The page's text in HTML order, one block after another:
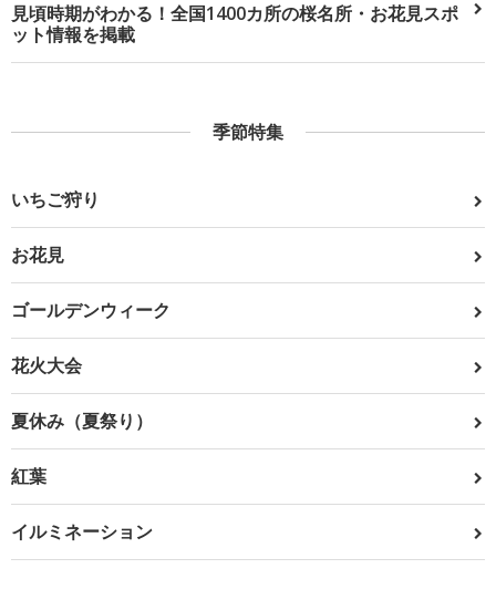
見頃時期がわかる！全国1400カ所の桜名所・お花見スポ
ット情報を掲載
季節特集
いちご狩り
お花見
ゴールデンウィーク
花火大会
夏休み（夏祭り）
紅葉
イルミネーション